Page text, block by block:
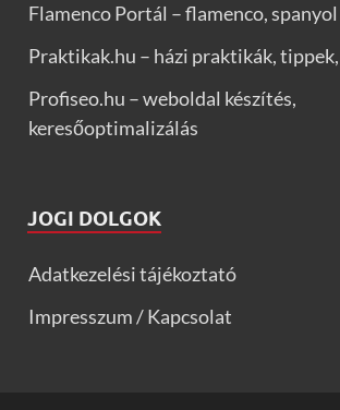
Flamenco Portál – flamenco,
Praktikak.hu – házi praktikák,
Profiseo.hu – weboldal készítés,
keresőoptimalizálás
JOGI DOLGOK
Adatkezelési tájékoztató
Impresszum / Kapcsolat